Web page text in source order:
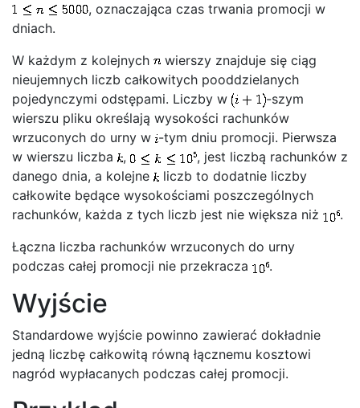
, oznaczająca czas trwania promocji w
dniach.
W każdym z kolejnych
wierszy znajduje się ciąg
nieujemnych liczb całkowitych pooddzielanych
pojedynczymi odstępami. Liczby w
-szym
wierszu pliku określają wysokości rachunków
wrzuconych do urny w -tym dniu promocji. Pierwsza
w wierszu liczba
,
, jest liczbą rachunków z
danego dnia, a kolejne
liczb to dodatnie liczby
całkowite będące wysokościami poszczególnych
rachunków, każda z tych liczb jest nie większa niż
.
Łączna liczba rachunków wrzuconych do urny
podczas całej promocji nie przekracza
.
Wyjście
Standardowe wyjście powinno zawierać dokładnie
jedną liczbę całkowitą równą łącznemu kosztowi
nagród wypłacanych podczas całej promocji.